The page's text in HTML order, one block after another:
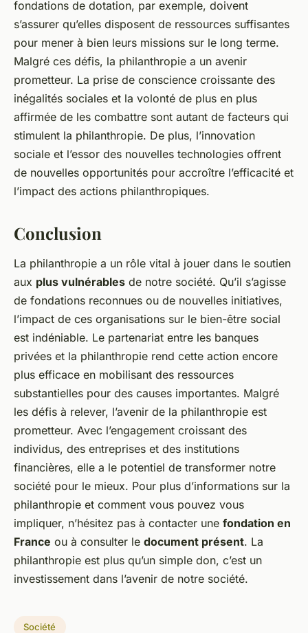
fondations de dotation, par exemple, doivent
s’assurer qu’elles disposent de ressources suffisantes
pour mener à bien leurs missions sur le long terme.
Malgré ces défis, la philanthropie a un avenir
prometteur. La prise de conscience croissante des
inégalités sociales et la volonté de plus en plus
affirmée de les combattre sont autant de facteurs qui
stimulent la philanthropie. De plus, l’innovation
sociale et l’essor des nouvelles technologies offrent
de nouvelles opportunités pour accroître l’efficacité et
l’impact des actions philanthropiques.
Conclusion
La philanthropie a un rôle vital à jouer dans le soutien
aux plus vulnérables de notre société. Qu’il s’agisse
de fondations reconnues ou de nouvelles initiatives,
l’impact de ces organisations sur le bien-être social
est indéniable. Le partenariat entre les banques
privées et la philanthropie rend cette action encore
plus efficace en mobilisant des ressources
substantielles pour des causes importantes. Malgré
les défis à relever, l’avenir de la philanthropie est
prometteur. Avec l’engagement croissant des
individus, des entreprises et des institutions
financières, elle a le potentiel de transformer notre
société pour le mieux. Pour plus d’informations sur la
philanthropie et comment vous pouvez vous
impliquer, n’hésitez pas à contacter une fondation en
France ou à consulter le document présent. La
philanthropie est plus qu’un simple don, c’est un
investissement dans l’avenir de notre société.
Société